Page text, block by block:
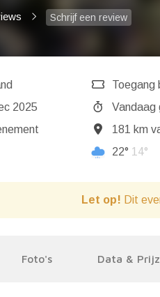
Schrijf een review
2025
Toegang
181 km
22° 14°
Let op! Dit
Foto's Data &